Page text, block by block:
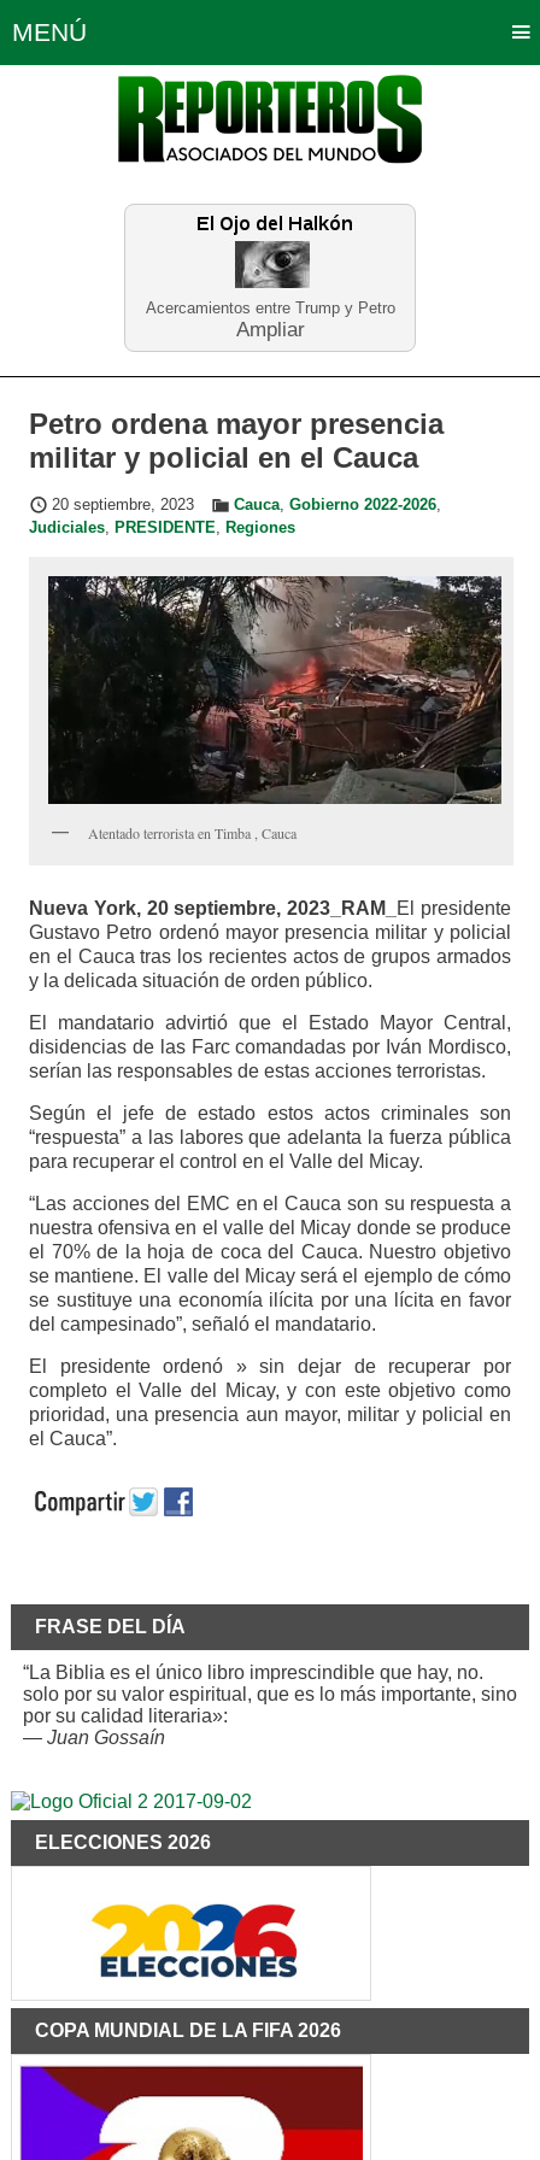
Acercamientos entre Trump y Petro
Ampliar
MENÚ
Política Opinión Bogotá
Planeta Tierra Deportes
Educación Neira
Petro ordena mayor presencia
militar y policial en el Cauca
20 septiembre, 2023 Cauca, Gobierno 2022-2026,
Judiciales, PRESIDENTE, Regiones
Atentado terrorista en Timba , Cauca
Nueva York, 20 septiembre, 2023_RAM_
El presidente
Gustavo Petro ordenó mayor presencia militar y policial
en el Cauca tras los recientes actos de grupos armados
y la delicada situación de orden público.
El mandatario advirtió que el Estado Mayor Central,
disidencias de las Farc comandadas por Iván Mordisco,
serían las responsables de estas acciones terroristas.
Según el jefe de estado estos actos criminales son
“respuesta” a las labores que adelanta la fuerza pública
para recuperar el control en el Valle del Micay.
“Las acciones del EMC en el Cauca son su respuesta a
nuestra ofensiva en el valle del Micay donde se produce
el 70% de la hoja de coca del Cauca. Nuestro objetivo
se mantiene. El valle del Micay será el ejemplo de cómo
se sustituye una economía ilícita por una lícita en favor
del campesinado”, señaló el mandatario.
El presidente ordenó » sin dejar de recuperar por
completo el Valle del Micay, y con este objetivo como
prioridad, una presencia aun mayor, militar y policial en
el Cauca”.
FRASE DEL DÍA
“La Biblia es el único libro imprescindible que hay, no.
solo por su valor espiritual, que es lo más importante, sino
por su calidad literaria»:
— Juan Gossaín
ELECCIONES 2026
COPA MUNDIAL DE LA FIFA 2026